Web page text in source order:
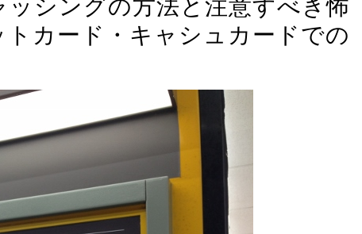
ッシングの方法と注意すべき怖
カード・キャシュカードでの